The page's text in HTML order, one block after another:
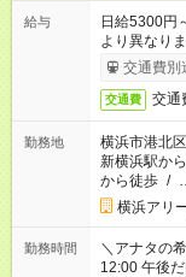
給与
日給5300円
より異なり
交通費別
交通費 交通
勤務地
横浜市港北区
新横浜駅か
から徒歩 /
横浜アリ
勤務時間
＼アナタの希望の時
12:00 午後だけ！ ・20:00～23:00 がっつり！ ・6:30～23:00 ・